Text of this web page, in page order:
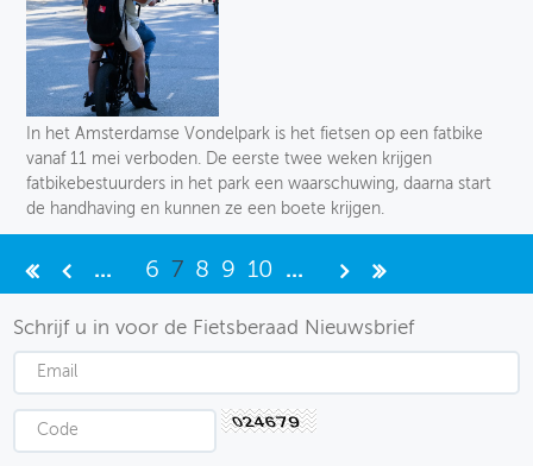
Schrijf u in voor de Fietsberaad Nieuwsbrief
In het Amsterdamse Vondelpark is het fietsen op een fatbike
vanaf 11 mei verboden. De eerste twee weken krijgen
fatbikebestuurders in het park een waarschuwing, daarna start
de handhaving en kunnen ze een boete krijgen.
... 6 7 8 9 10 ...